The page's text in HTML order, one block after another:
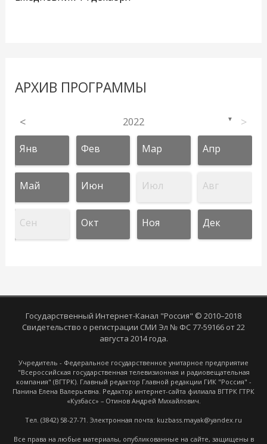
АРХИВ ПРОГРАММЫ
< 2022 ▼ >
Янв Фев Мар Апр
Май Июн Июл Авг
Сен Окт Ноя Дек
Государственный Интернет-Канал "Россия" © 2010–2018
Свидетельство о регистрации СМИ Эл № ФС 77-59166 от 22
августа 2014 года.
Учредитель - Федеральное государственное унитарное предприятие
"Всероссийская государственная телевизионная и радиовещательная
компания" (ВГТРК). Главный редактор Главной редакции ГИК "Россия" -
Панина Елена Валерьевна. Редактор интернет-сайта филиала ВГТРК ГТРК
«Кузбасс» – Отинов Андрей Михайлович.
Тел. (3842) 58-27-71. Электронная почта: kuzbass.mayak@yandex.ru
Все права на любые материалы, опубликованные на сайте, защищены в